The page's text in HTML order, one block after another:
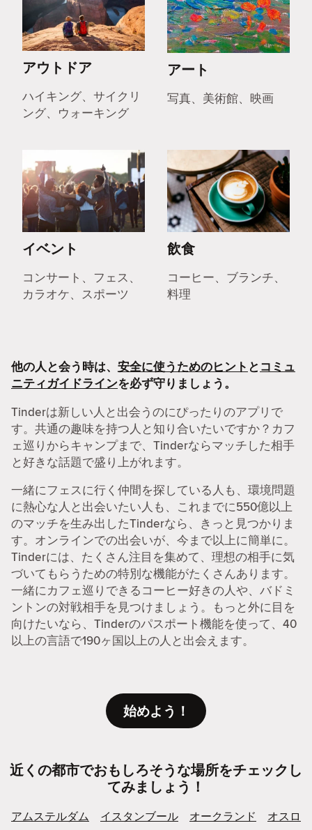
アウトドア
ハイキング、サイクリ
ング、ウォーキング
アート
写真、美術館、映画
イベント
コンサート、フェス、
カラオケ、スポーツ
飲食
コーヒー、ブランチ、
料理
他の人と会う時は、安全に使うためのヒント と コミュ
ニティガイドラインを必ず守りましょう。
Tinderは新しい人と出会うのにぴったりのアプリで
す。共通の趣味を持つ人と知り合いたいですか？カフ
ェ巡りからキャンプまで、Tinderならマッチした相手
と好きな話題で盛り上がれます。
一緒にフェスに行く仲間を探している人も、環境問題
に熱心な人と出会いたい人も、これまでに550億以上
のマッチを生み出したTinderなら、きっと見つかりま
す。オンラインでの出会いが、今まで以上に簡単に。
Tinderには、たくさん注目を集めて、理想の相手に気
づいてもらうための特別な機能がたくさんあります。
一緒にカフェ巡りできるコーヒー好きの人や、バドミ
ントンの対戦相手を見つけましょう。もっと外に目を
向けたいなら、Tinderのパスポート機能を使って、40
以上の言語で190ヶ国以上の人と出会えます。
始めよう！
近くの都市でおもしろそうな場所をチェックし
てみましょう！
アムステルダム イスタンブール オークランド
オスロ